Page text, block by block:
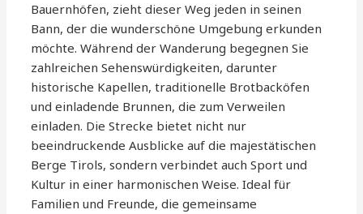
Bauernhöfen, zieht dieser Weg jeden in seinen
Bann, der die wunderschöne Umgebung erkunden
möchte. Während der Wanderung begegnen Sie
zahlreichen Sehenswürdigkeiten, darunter
historische Kapellen, traditionelle Brotbacköfen
und einladende Brunnen, die zum Verweilen
einladen. Die Strecke bietet nicht nur
beeindruckende Ausblicke auf die majestätischen
Berge Tirols, sondern verbindet auch Sport und
Kultur in einer harmonischen Weise. Ideal für
Familien und Freunde, die gemeinsame